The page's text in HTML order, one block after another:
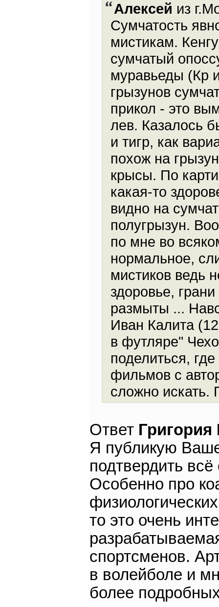
Алексей из
Сумчатость
мистикам.
сумчатый
муравьеды (Кр
грызунов
прикол - это
лев. Казалось
и тигр, как
похож на
крысы. По
какая-то
видно на
полугрызун.
по мне во
нормальное,
мистиков ведь
здоровье,
размыты ...
Иван Калита
в футляре"
поделиться,
фильмов с
сложно искать.
Ответ
Я публикую
подтвердить
Особенно про
то это очень
спортсменов.
в волейболе и
более